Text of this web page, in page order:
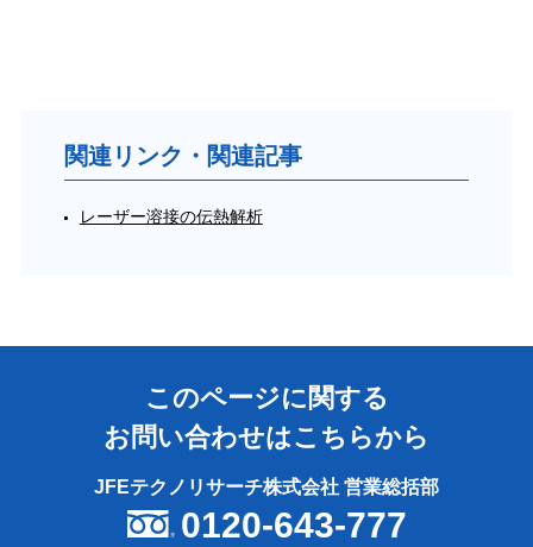
関連リンク・関連記事
レーザー溶接の伝熱解析
このページに関する
お問い合わせはこちらから
JFEテクノリサーチ株式会社 営業総括部
0120-643-777